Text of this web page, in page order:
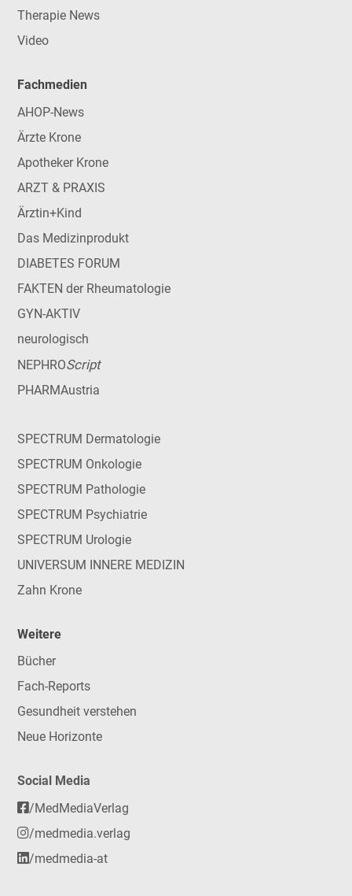
Therapie News
Video
Fachmedien
AHOP-News
Ärzte Krone
Apotheker Krone
ARZT & PRAXIS
Ärztin+Kind
Das Medizinprodukt
DIABETES FORUM
FAKTEN der Rheumatologie
GYN-AKTIV
neurologisch
NEPHROScript
PHARMAustria
SPECTRUM Dermatologie
SPECTRUM Onkologie
SPECTRUM Pathologie
SPECTRUM Psychiatrie
SPECTRUM Urologie
UNIVERSUM INNERE MEDIZIN
Zahn Krone
Weitere
Bücher
Fach-Reports
Gesundheit verstehen
Neue Horizonte
Social Media
/MedMediaVerlag
/medmedia.verlag
/medmedia-at